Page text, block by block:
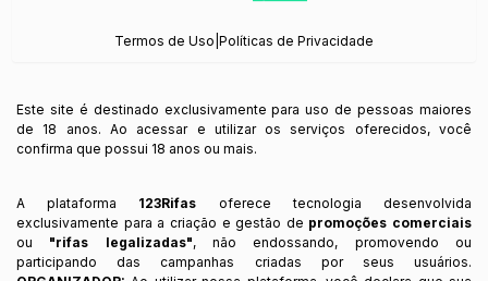
Termos de Uso Políticas de Privacidade
Este site é destinado exclusivamente para uso de pessoas maiores
de 18 anos. Ao acessar e utilizar os serviços oferecidos, você
confirma que possui 18 anos ou mais.
A plataforma 123Rifas oferece tecnologia desenvolvida
exclusivamente para a criação e gestão de promoções comerciais
ou "rifas legalizadas", não endossando, promovendo ou
participando das campanhas criadas por seus usuários.